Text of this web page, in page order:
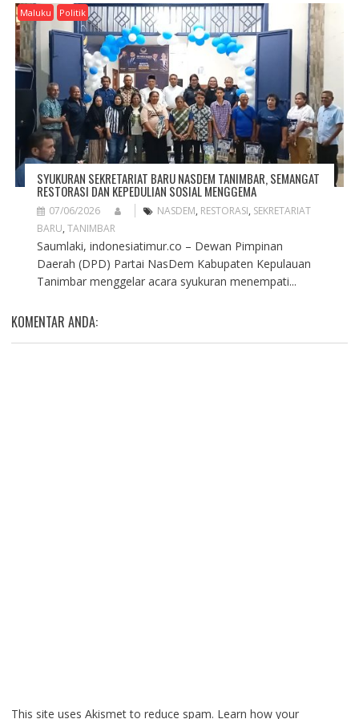
Maluku Politik
SYUKURAN SEKRETARIAT BARU NASDEM TANIMBAR, SEMANGAT
RESTORASI DAN KEPEDULIAN SOSIAL MENGGEMA
07/06/2026 NASDEM, RESTORASI, SEKRETARIAT
BARU, TANIMBAR
Saumlaki, indonesiatimur.co – Dewan Pimpinan
Daerah (DPD) Partai NasDem Kabupaten Kepulauan
Tanimbar menggelar acara syukuran menempati...
KOMENTAR ANDA:
This site uses Akismet to reduce spam. Learn how your